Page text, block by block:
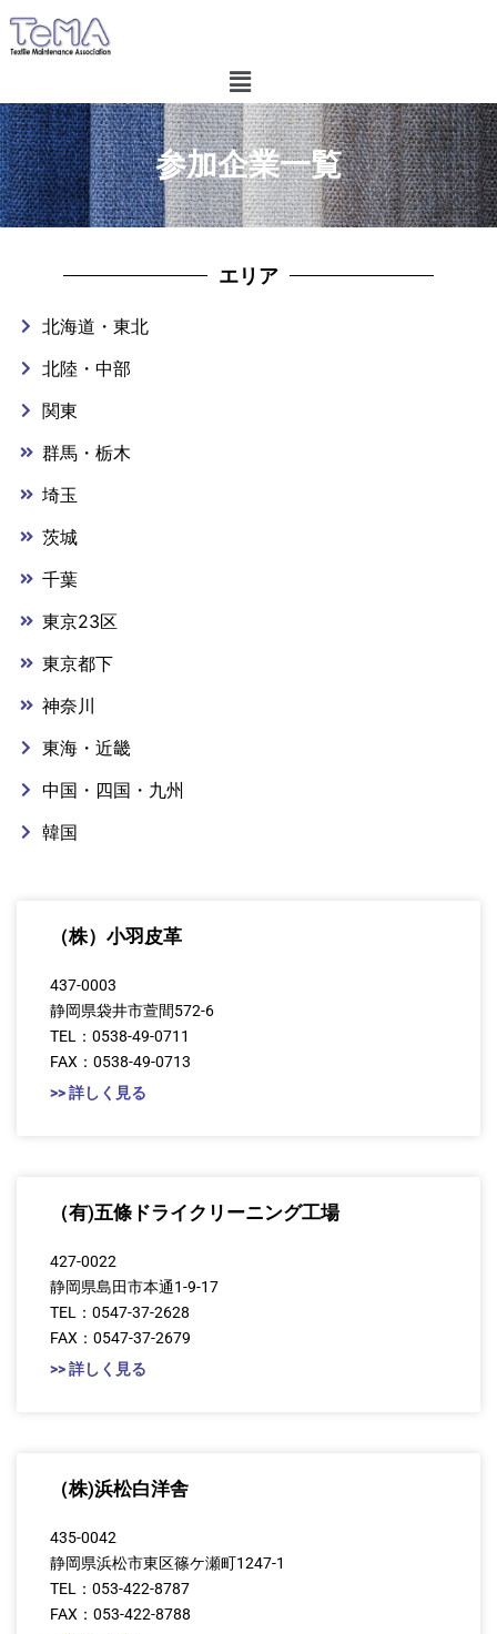
参加企業一覧
エリア
北海道・東北
北陸・中部
関東
群馬・栃木
埼玉
茨城
千葉
東京23区
東京都下
神奈川
東海・近畿
中国・四国・九州
韓国
（株）小羽皮革
437-0003
静岡県袋井市萱間572-6
TEL：0538-49-0711
FAX：0538-49-0713
>> 詳しく見る
（有)五條ドライクリーニング工場
427-0022
静岡県島田市本通1-9-17
TEL：0547-37-2628
FAX：0547-37-2679
>> 詳しく見る
（株)浜松白洋舎
435-0042
静岡県浜松市東区篠ケ瀬町1247-1
TEL：053-422-8787
FAX：053-422-8788